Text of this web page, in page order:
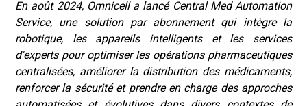
En août 2024, Omnicell a lancé Central Med Automation
Service, une solution par abonnement qui intègre la
robotique, les appareils intelligents et les services
d'experts pour optimiser les opérations pharmaceutiques
centralisées, améliorer la distribution des médicaments,
renforcer la sécurité et prendre en charge des approches